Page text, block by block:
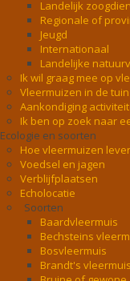
Landelijk
Regionale of
Jeugd
Internationaal
Landelijke
Ik wil graag mee op
Vleermuizen in de tuin
Aankondiging
Ik ben op zoek naar
Ecologie en soorten
Hoe vleermuizen
Voedsel en jagen
Verblijfplaatsen
Echolocatie
Soorten
Baardvleermuis
Bechsteins
Bosvleermuis
Brandt's vleermuis